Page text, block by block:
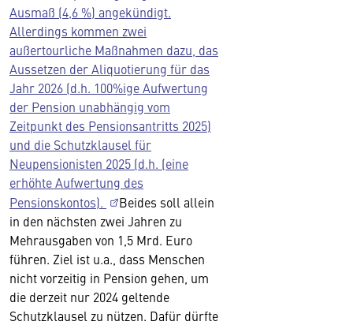
Ausmaß (4,6 %) angekündigt.
Allerdings kommen zwei
außertourliche Maßnahmen dazu, das
Aussetzen der Aliquotierung für das
Jahr 2026 (d.h. 100%ige Aufwertung
der Pension unabhängig vom
Zeitpunkt des Pensionsantritts 2025)
und die Schutzklausel für
Neupensionisten 2025 (d.h. (eine
erhöhte Aufwertung des
Pensionskontos).
Beides soll allein
in den nächsten zwei Jahren zu
Mehrausgaben von 1,5 Mrd. Euro
führen. Ziel ist u.a., dass Menschen
nicht vorzeitig in Pension gehen, um
die derzeit nur 2024 geltende
Schutzklausel zu nützen. Dafür dürfte